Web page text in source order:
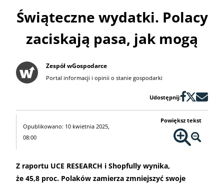
Świąteczne wydatki. Polacy
zaciskają pasa, jak mogą
Zespół wGospodarce
Portal informacji i opinii o stanie gospodarki
Udostępnij:
Opublikowano: 10 kwietnia 2025,
08:00
Powiększ tekst
Z raportu UCE RESEARCH i Shopfully wynika,
że 45,8 proc. Polaków zamierza zmniejszyć swoje